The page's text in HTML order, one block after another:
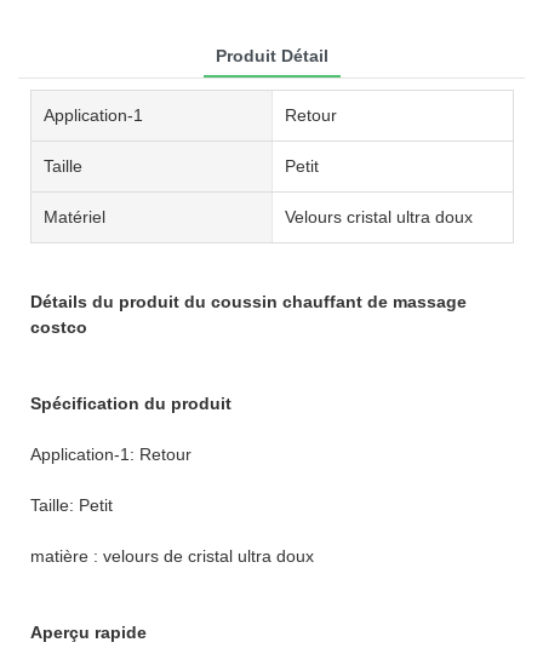
Produit Détail
Application-1 Retour
Taille Petit
Matériel Velours cristal ultra doux
Détails du produit du coussin chauffant de massage
costco
Spécification du produit
Application-1: Retour
Taille: Petit
matière : velours de cristal ultra doux
Aperçu rapide